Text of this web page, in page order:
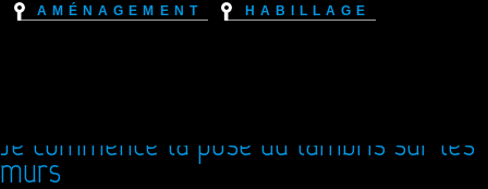
Aménagement Habillage
Je commence la pose du lambris sur les
murs